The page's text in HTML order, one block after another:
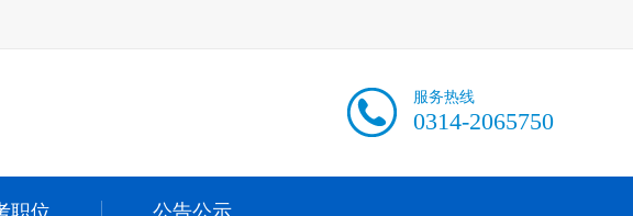
服务热线
0314-2065750
职位 公告公示